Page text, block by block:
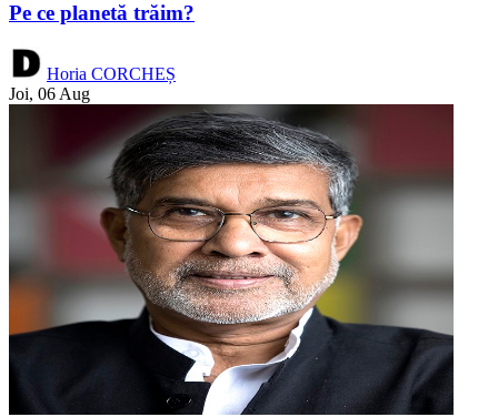
Pe ce planetă trăim?
Horia CORCHEȘ
Joi, 06 Aug